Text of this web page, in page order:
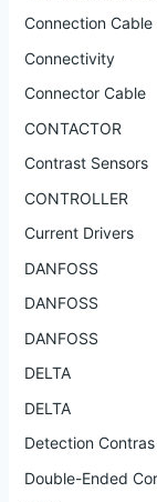
Connection Cable
Connectivity
Connector Cable
CONTACTOR
Contrast Sensors
CONTROLLER
Current Drivers
DANFOSS
DANFOSS
DANFOSS
DELTA
DELTA
Detection
Double-Ended